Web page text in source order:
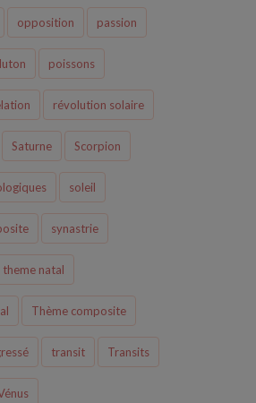
opposition passion
poissons
révolution solaire
Saturne Scorpion
soleil
synastrie
theme natal
Thème composite
transit Transits